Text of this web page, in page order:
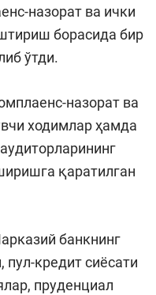
назорат ва ички
борасида бир
ўтди.
назорат ва
ходимлар ҳамда
қаратилган
банкнинг
пул-кредит сиёсати
пруденциал